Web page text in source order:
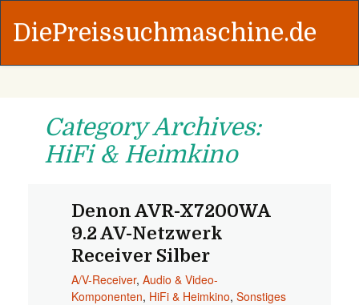
DiePreissuchmaschine.de
Category Archives:
HiFi & Heimkino
Denon AVR-X7200WA
9.2 AV-Netzwerk
Receiver Silber
A/V-Receiver, Audio & Video-
Komponenten, HiFi & Heimkino, Sonstiges